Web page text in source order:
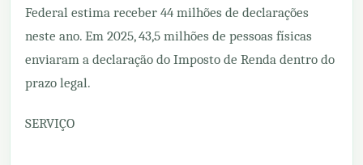
Federal estima receber 44 milhões de declarações
neste ano. Em 2025, 43,5 milhões de pessoas físicas
enviaram a declaração do Imposto de Renda dentro do
prazo legal.
SERVIÇO